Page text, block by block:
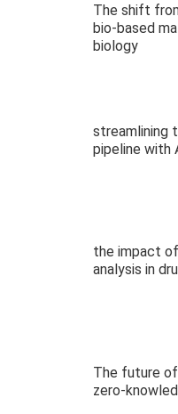
The shift
bio-based
biology
streamlining
pipeline with
the impact
analysis in
The future
zero-